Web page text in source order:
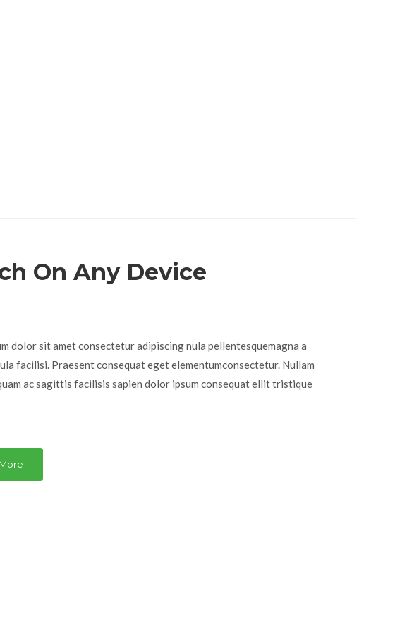
On Any Device
dolor sit amet consectetur adipiscing nula pellentesquemagna a
facilisi. Praesent consequat eget elementumconsectetur. Nullam
ac sagittis facilisis sapien dolor ipsum consequat ellit tristique